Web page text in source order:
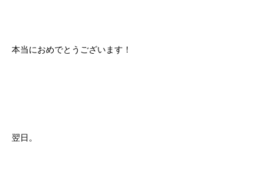
本当におめでとうございます！
翌日。